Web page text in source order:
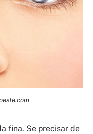
fina. Se precisar de